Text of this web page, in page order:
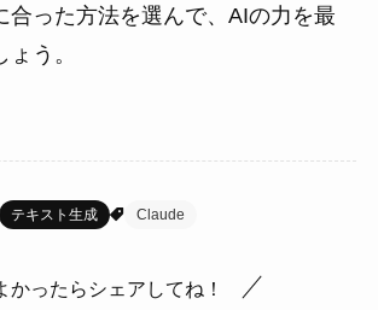
合った方法を選んで、AIの力を最
う。
テキスト生成 Claude
かったらシェアしてね！